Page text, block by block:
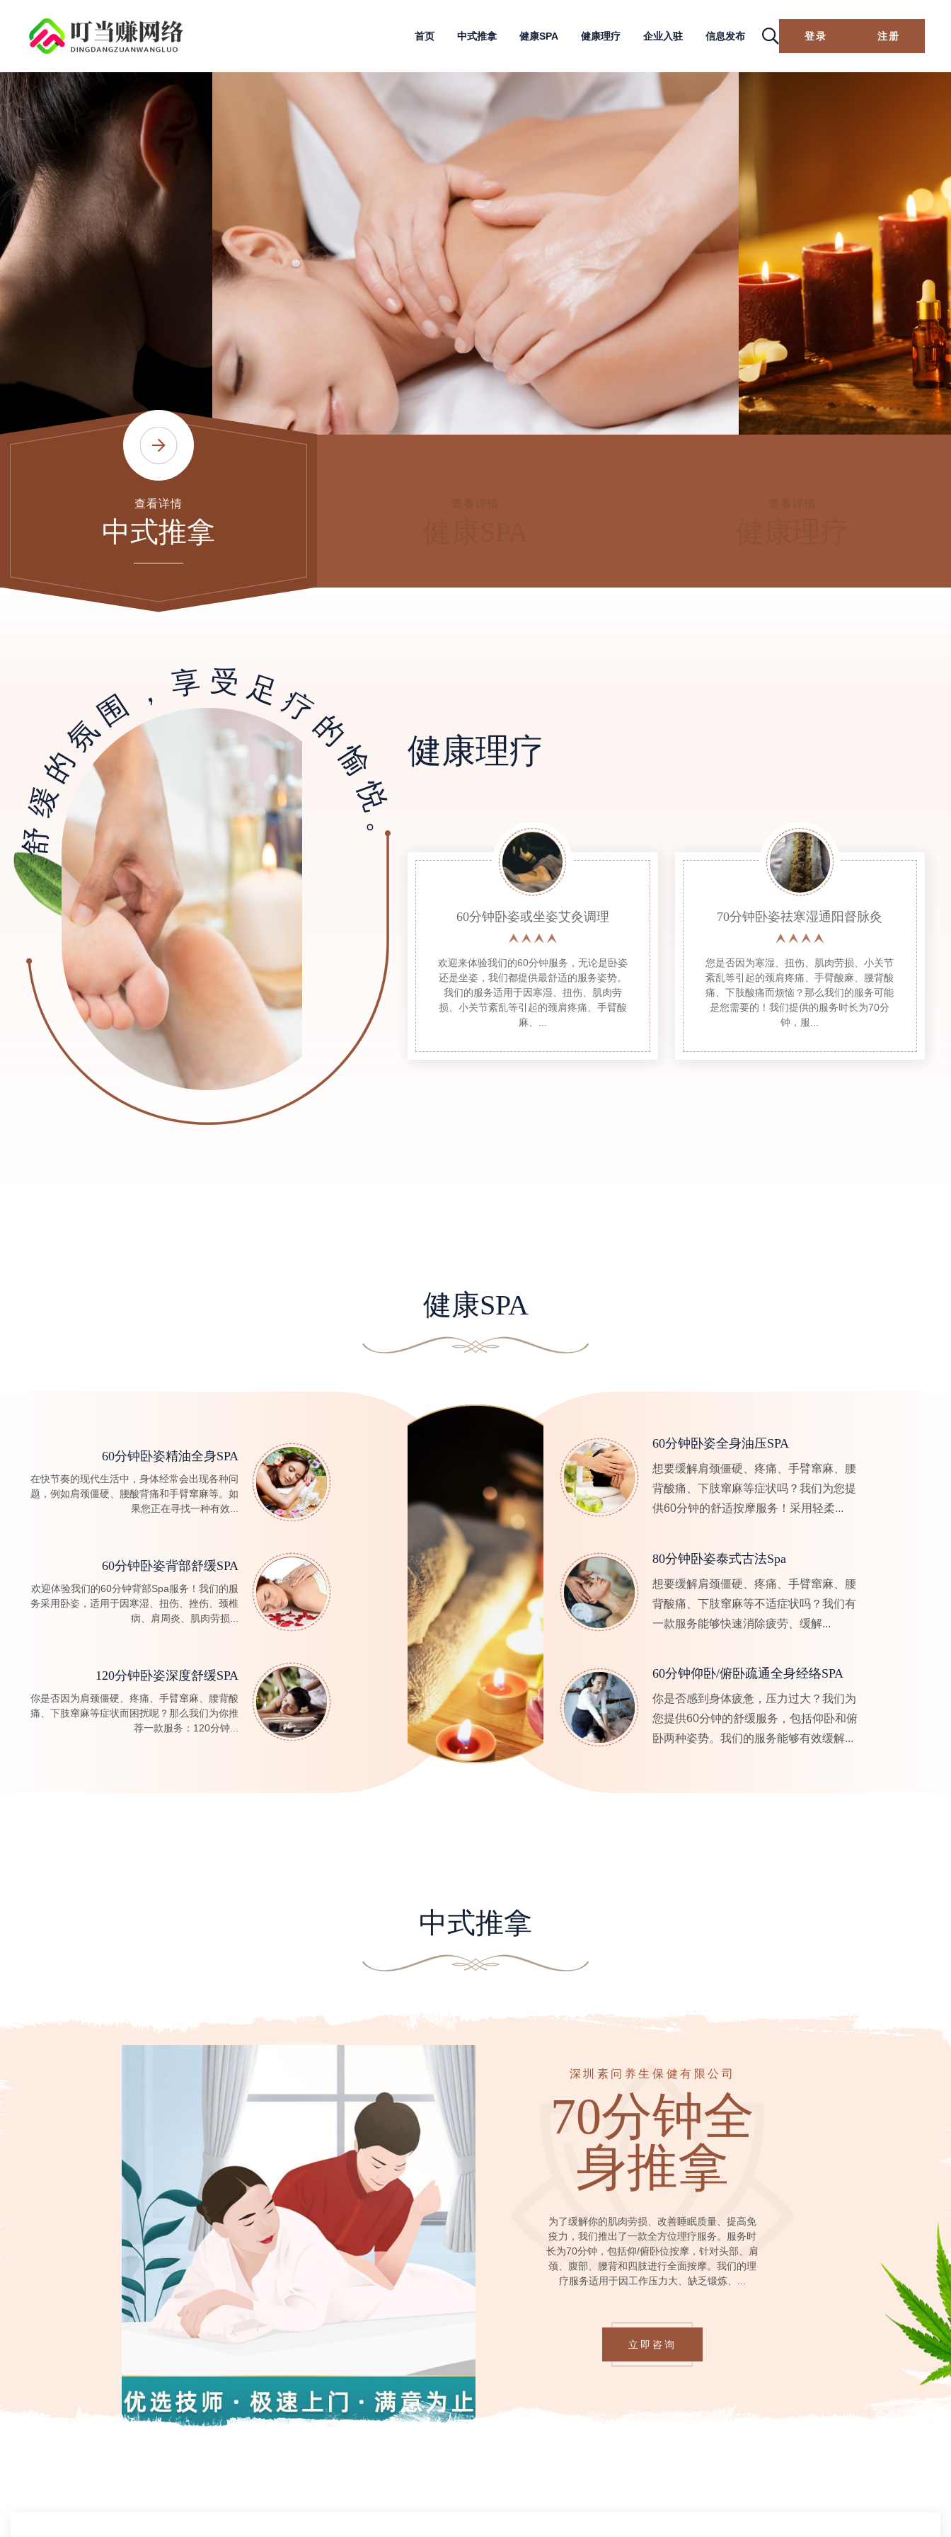
首页 中式推拿 健康SPA 健康理疗 企业入驻 信息发布 登录 注册
查看详情
健康SPA
查看详情
舒缓的氛围，享受足疗的愉悦。 健康理疗
60分钟卧姿或坐姿艾灸调理
欢迎来体验我们的60分钟服务，无论是卧姿
还是坐姿，我们都提供最舒适的服务姿势。
我们的服务适用于因寒湿、扭伤、肌肉劳
损、小关节紊乱等引起的颈肩疼痛、手臂酸
麻、...
70分钟卧姿祛寒湿通阳督脉灸
您是否因为寒湿、扭伤、肌肉劳损、小关节
紊乱等引起的颈肩疼痛、手臂酸麻、腰背酸
痛、下肢酸痛而烦恼？那么我们的服务可能
是您需要的！我们提供的服务时长为70分
钟，服...
健康SPA
60分钟卧姿精油全身SPA
在快节奏的现代生活中，身体经常会出现各种问
题，例如肩颈僵硬、腰酸背痛和手臂窜麻等。如
果您正在寻找一种有效...
60分钟卧姿背部舒缓SPA
欢迎体验我们的60分钟背部Spa服务！我们的服
务采用卧姿，适用于因寒湿、扭伤、挫伤、颈椎
病、肩周炎、肌肉劳损...
120分钟卧姿深度舒缓SPA
你是否因为肩颈僵硬、疼痛、手臂窜麻、腰背酸
痛、下肢窜麻等症状而困扰呢？那么我们为你推
荐一款服务：120分钟...
60分钟卧姿全身油压SPA
想要缓解肩颈僵硬、疼痛、手臂窜麻、腰
背酸痛、下肢窜麻等症状吗？我们为您提
供60分钟的舒适按摩服务！采用轻柔...
80分钟卧姿泰式古法Spa
想要缓解肩颈僵硬、疼痛、手臂窜麻、腰
背酸痛、下肢窜麻等不适症状吗？我们有
一款服务能够快速消除疲劳、缓解...
60分钟仰卧/俯卧疏通全身经络SPA
你是否感到身体疲惫，压力过大？我们为
您提供60分钟的舒缓服务，包括仰卧和俯
卧两种姿势。我们的服务能够有效缓解...
中式推拿
深圳素问养生保健有限公司
70分钟全
身推拿
为了缓解你的肌肉劳损、改善睡眠质量、提高免
疫力，我们推出了一款全方位理疗服务。服务时
长为70分钟，包括仰/俯卧位按摩，针对头部、肩
颈、腹部、腰背和四肢进行全面按摩。我们的理
疗服务适用于因工作压力大、缺乏锻炼、...
立即咨询
70分钟卧
姿中式推
拿
我们的服务时长为70分钟，服务姿势为卧姿，适
用于因寒湿、扭伤、肌肉劳损、小关节紊乱而引
起的颈肩疼痛、手臂酸麻、腰背酸痛、下肢酸痛
等人群。我们的服务能够快速消除疲劳，缓解疼
深圳市金之源保健服务有限公司
70分钟
仰/俯卧
位中式肩
颈推拿
这是一项理疗服务，适用于那些因工作压力大、
缺乏锻炼或经常熬夜而感到身体疲乏、腰酸背痛
70分钟卧
姿中式传
统推拿
在繁忙的城市生活中，你是否感到疲惫不堪？想
要放松身心，却又不知道如何选择？那么，我们
的服务一定能为你带来帮助！我们提供的推拿服
务，能够让你在70分钟的时间里，享受到全身各
90分钟中
式全身按
摩
您是否感到疲惫不堪，腰酸背痛，缺乏锻炼，经
常熬夜？我们为您提供一种缓解肌肉劳损、疏通
经络、改善睡眠、提高免疫力的方法——90分钟
理疗流程！服务包括仰/俯卧位按摩头部、肩颈、
70分钟躺
姿全身推
拿
想要缓解工作压力，改善睡眠，提高免疫力吗？
我们有一项专为身体疲倦、腰酸背痛的人群设计
的服务！我们的服务时长为70分钟，让您在躺姿
下享受全身按摩，疏通经络，缓解肌肉劳损。我